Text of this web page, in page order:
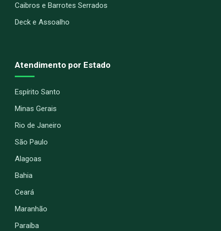
Caibros e Barrotes Serrados
Deck e Assoalho
Atendimento por Estado
Espírito Santo
Minas Gerais
Rio de Janeiro
São Paulo
Alagoas
Bahia
Ceará
Maranhão
Paraíba